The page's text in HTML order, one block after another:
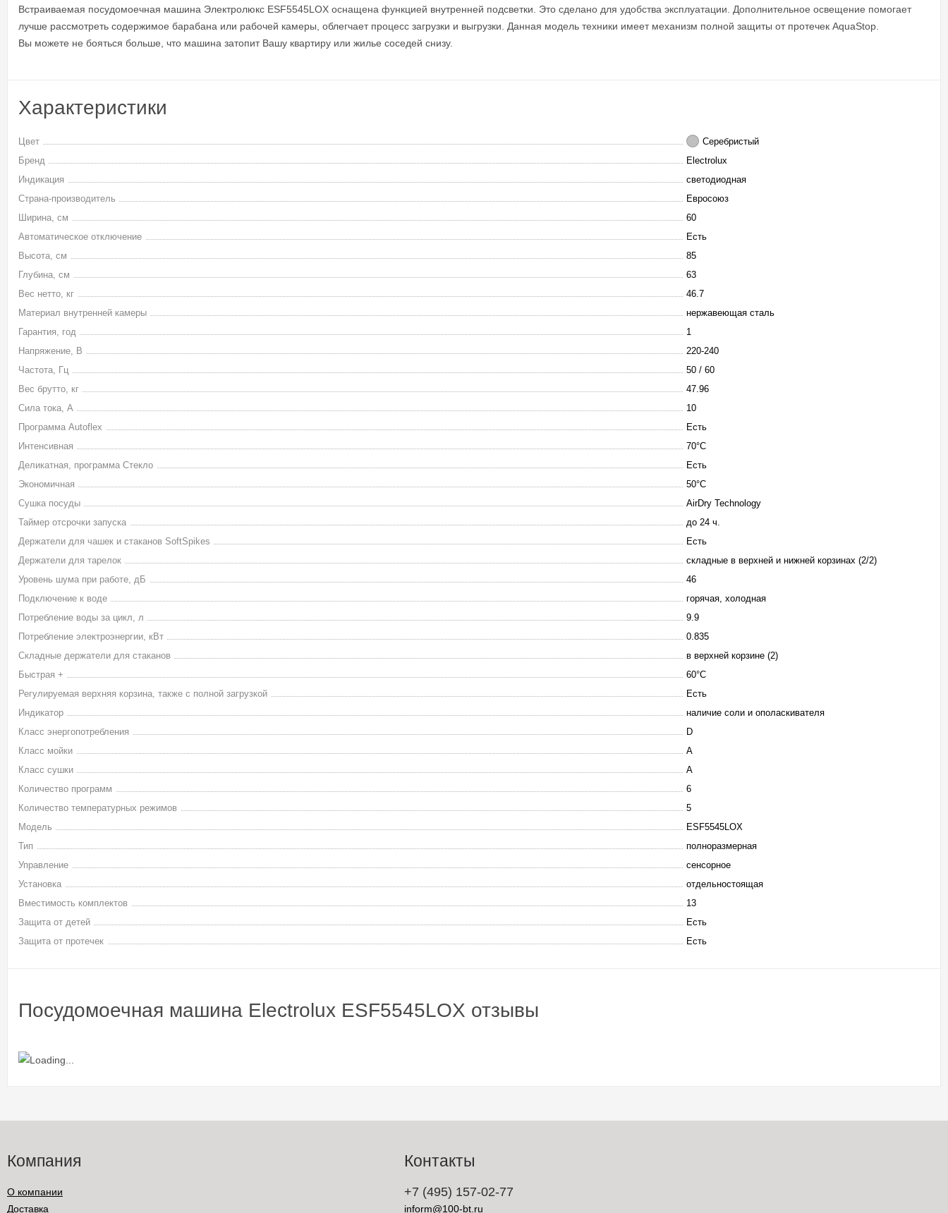
Встраиваемая посудомоечная машина Электролюкс ESF5545LOX оснащена функцией внутренней подсветки. Это сделано для удобства эксплуатации. Дополнительное освещение помогает
лучше рассмотреть содержимое барабана или рабочей камеры, облегчает процесс загрузки и выгрузки. Данная модель техники имеет механизм полной защиты от протечек AquaStop.
Вы можете не бояться больше, что машина затопит Вашу квартиру или жилье соседей снизу.
Характеристики
Цвет
Серебристый
Бренд
Electrolux
Индикация
светодиодная
Страна-производитель
Евросоюз
Ширина, см
60
Автоматическое отключение
Есть
Высота, см
85
Глубина, см
63
Вес нетто, кг
46.7
Материал внутренней камеры
нержавеющая сталь
Гарантия, год
1
Напряжение, В
220-240
Частота, Гц
50 / 60
Вес брутто, кг
47.96
Сила тока, А
10
Программа Autoflex
Есть
Интенсивная
70°C
Деликатная, программа Стекло
Есть
Экономичная
50°C
Сушка посуды
AirDry Technology
Таймер отсрочки запуска
до 24 ч.
Держатели для чашек и стаканов SoftSpikes
Есть
Держатели для тарелок
складные в верхней и нижней корзинах (2/2)
Уровень шума при работе, дБ
46
Подключение к воде
горячая, холодная
Потребление воды за цикл, л
9.9
Потребление электроэнергии, кВт
0.835
Складные держатели для стаканов
в верхней корзине (2)
Быстрая +
60°C
Регулируемая верхняя корзина, также с полной загрузкой
Есть
Индикатор
наличие соли и ополаскивателя
Класс энергопотребления
D
Класс мойки
A
Класс сушки
A
Количество программ
6
Количество температурных режимов
5
Модель
ESF5545LOX
Тип
полноразмерная
Управление
сенсорное
Установка
отдельностоящая
Вместимость комплектов
13
Защита от детей
Есть
Защита от протечек
Есть
Посудомоечная машина Electrolux ESF5545LOX отзывы
Компания
О компании
Доставка
Контакты
+7 (495) 157-02-77
inform@100-bt.ru